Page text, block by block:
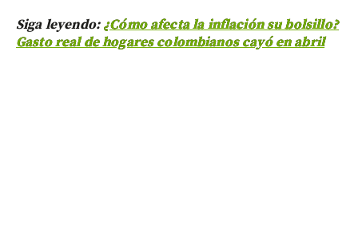
Siga leyendo:¿Cómo afecta la inflación su bolsillo?
Gasto real de hogares colombianos cayó en abril